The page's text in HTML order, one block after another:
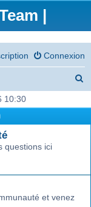
|
Connexion
10:30
questions ici
et venez